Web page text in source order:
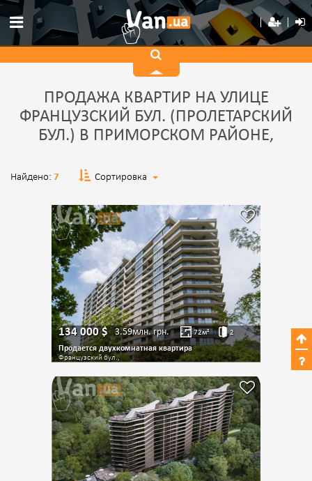
ПРОДАЖА КВАРТИР НА УЛИЦЕ
ФРАНЦУЗСКИЙ БУЛ. (ПРОЛЕТАРСКИЙ
БУЛ.) В ПРИМОРСКОМ РАЙОНЕ,
Найдено: 7 Сортировка
134 000$ 3.59млн.грн. 72м² 2
Продается двухкомнатная квартира
Французский бул.,